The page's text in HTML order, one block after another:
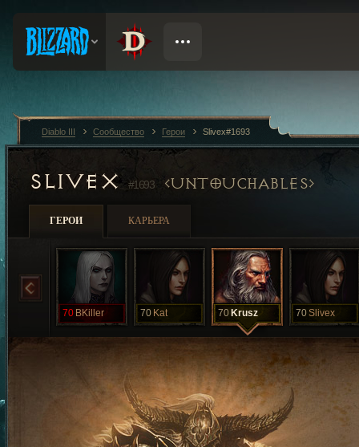
SLIVEX #1693 UNTOUCHABLES
ГЕРОИ КАРЬЕРА
70 BKiller 70 Kat 70 Krusz 70Slivex
Diablo III Сообщество Герои Slivex#1693